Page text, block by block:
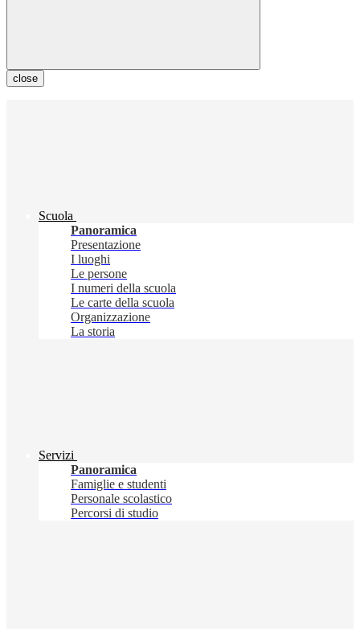
close
Scuola
Panoramica
Presentazione
I luoghi
Le persone
I numeri della scuola
Le carte della scuola
Organizzazione
La storia
Servizi
Panoramica
Famiglie e studenti
Personale scolastico
Percorsi di studio